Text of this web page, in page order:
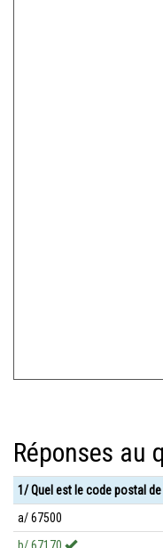
Réponses au
1/ Quel est le code postal
a/ 67500